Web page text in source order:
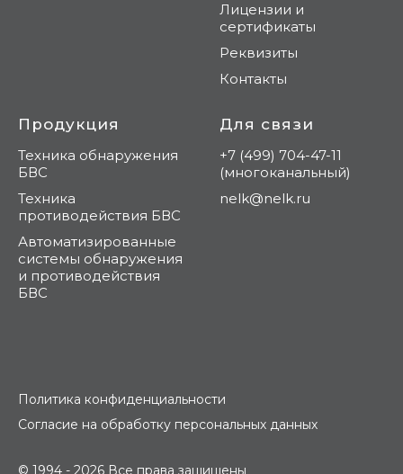
Лицензии и
сертификаты
Реквизиты
Контакты
Продукция
Техника обнаружения
БВС
Техника
противодействия БВС
Автоматизированные
системы обнаружения
и противодействия
БВС
Для связи
+7 (499) 704-47-11
(многоканальный)
nelk@nelk.ru
Политика конфиденциальности
Согласие на обработку персональных данных
© 1994 - 2026 Все права защищены